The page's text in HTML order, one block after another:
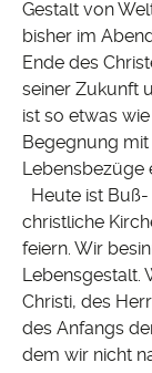
Gestalt von
bisher im
Ende des
seiner Zukunft
ist so etwas
Begegnung mit
Lebensbezüge
Heute ist
christliche
feiern. Wir
Lebensgestalt.
Christi, des
des Anfangs
dem wir nicht